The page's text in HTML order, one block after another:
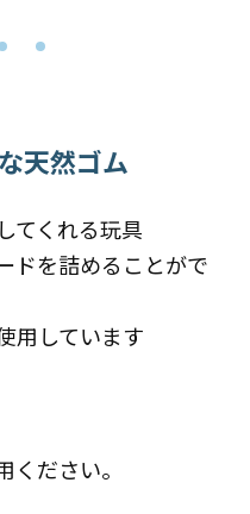
天然ゴム
てくれる玩具
ドを詰めることがで
用しています
ださい。